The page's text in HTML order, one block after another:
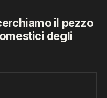
il pezzo
degli